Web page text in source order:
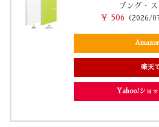
ブング・
￥ 506
（2026/
楽天
Yahoo!ショ